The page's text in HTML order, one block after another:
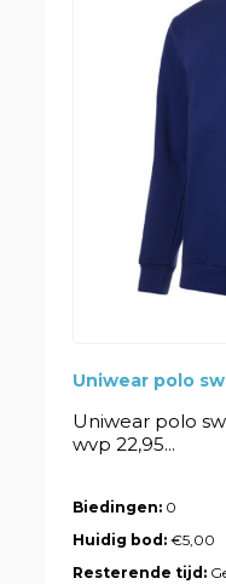
Uniwear polo
Uniwear polo
wvp 22,95...
Biedingen: 0
Huidig bod:€5,00
Resterende tijd: